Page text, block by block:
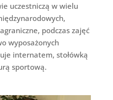
uczestniczą w wielu
podczas zajęć
wyposażonych
internatem, stołówką
sportową.